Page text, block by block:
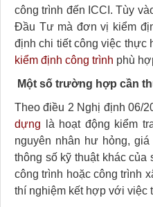
công trình đến ICCI. Tùy
Đầu Tư mà đơn vị kiểm
định chi tiết công việc thực
kiểm định công trình phù
Một số trường hợp cần
Theo điều 2 Nghị định 06/
dựng là hoạt động kiểm
nguyên nhân hư hỏng,
thông số kỹ thuật khác của
công trình hoặc công trình
thí nghiệm kết hợp với việc